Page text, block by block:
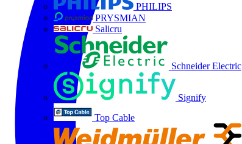
PHILIPS
PRYSMIAN
Salicru
Schneider Electric
Signify
Top Cable